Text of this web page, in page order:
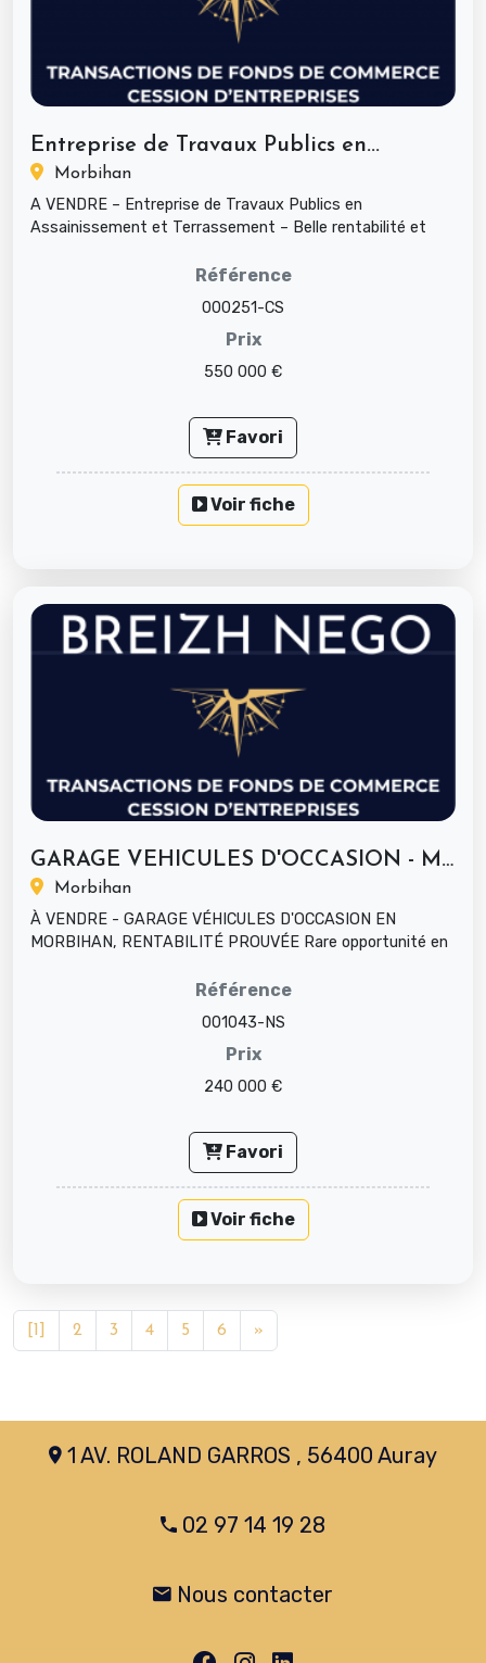
Entreprise de Travaux Publics en...
Morbihan
A VENDRE – Entreprise de Travaux Publics en
Assainissement et Terrassement – Belle rentabilité et
Référence
000251-CS
Prix
550 000 €
Favori
Voir fiche
GARAGE VEHICULES D'OCCASION - MORBIHAN
Morbihan
À VENDRE - GARAGE VÉHICULES D'OCCASION EN
MORBIHAN, RENTABILITÉ PROUVÉE Rare opportunité en
Référence
001043-NS
Prix
240 000 €
Favori
Voir fiche
2 3 4 5 6 »
1 AV. ROLAND GARROS , 56400 Auray
02 97 14 19 28
Nous contacter